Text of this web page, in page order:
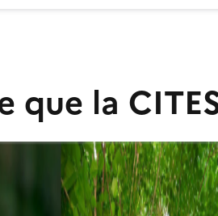
que la